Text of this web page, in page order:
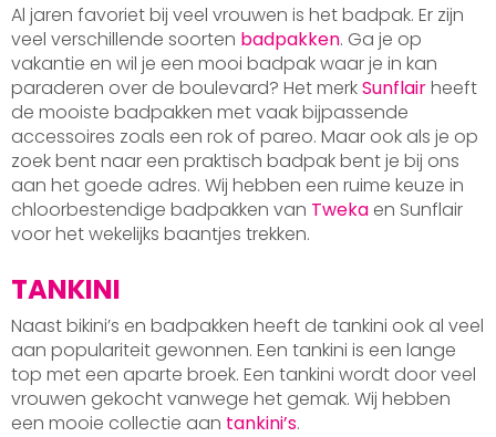
Al jaren favoriet bij veel vrouwen is het badpak. Er zijn
veel verschillende soorten badpakken. Ga je op
vakantie en wil je een mooi badpak waar je in kan
paraderen over de boulevard? Het merkSunflairheeft
de mooiste badpakken met vaak bijpassende
accessoires zoals een rok of pareo. Maar ook als je op
zoek bent naar een praktisch badpak bent je bij ons
aan het goede adres. Wij hebben een ruime keuze in
chloorbestendige badpakken van Tweka en Sunflair
voor het wekelijks baantjes trekken.
TANKINI
Naast bikini’s en badpakken heeft de tankini ook al veel
aan populariteit gewonnen. Een tankini is een lange
top met een aparte broek. Een tankini wordt door veel
vrouwen gekocht vanwege het gemak. Wij hebben
een mooie collectie aan tankini’s.